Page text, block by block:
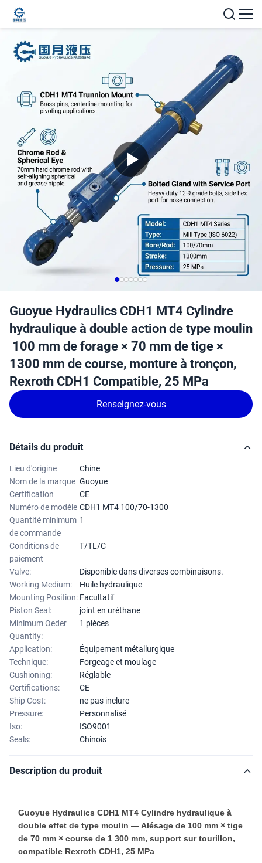
Guoyue Hydraulics CDH1 MT4 Cylindre
hydraulique à double action de type moulin
️ 100 mm de forage × 70 mm de tige ×
1300 mm de course, monture à tronçon,
Rexroth CDH1 Compatible, 25 MPa
Renseignez-vous
Détails du produit
Lieu d'origine
Chine
Nom de la marque Guoyue
Certification
CE
Numéro de modèle CDH1 MT4 100/70-1300
Quantité minimum
de commande
1
Conditions de
paiement
T/TL/C
Valve:
Disponible dans diverses combinaisons.
Working Medium:
Huile hydraulique
Mounting Position: Facultatif
Piston Seal:
joint en uréthane
Minimum Oeder
Quantity:
1 pièces
Application:
Équipement métallurgique
Technique:
Forgeage et moulage
Cushioning:
Réglable
Certifications:
CE
Ship Cost:
ne pas inclure
Pressure:
Personnalisé
Iso:
ISO9001
Seals:
Chinois
Description du produit
Guoyue Hydraulics CDH1 MT4 Cylindre hydraulique à
double effet de type moulin — Alésage de 100 mm × tige
de 70 mm × course de 1 300 mm, support sur tourillon,
compatible Rexroth CDH1, 25 MPa